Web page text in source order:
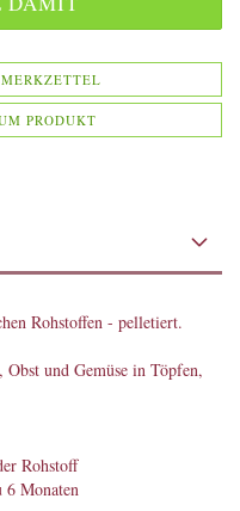
PRODUKT
Rohstoffen - pelletiert.
und Gemüse in Töpfen,
Rohstoff
Monaten